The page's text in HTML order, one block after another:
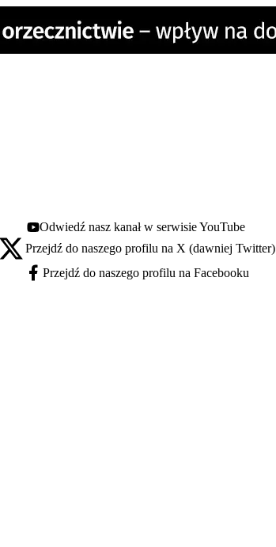
Youtube - otwiera się w nowej karcie
Odwiedź nasz kanał w serwisie YouTube
X - otwiera się w nowej karcie
Przejdź do naszego profilu na X (dawniej Twitter)
Facebook - otwiera się w nowej karcie
Przejdź do naszego profilu na Facebooku